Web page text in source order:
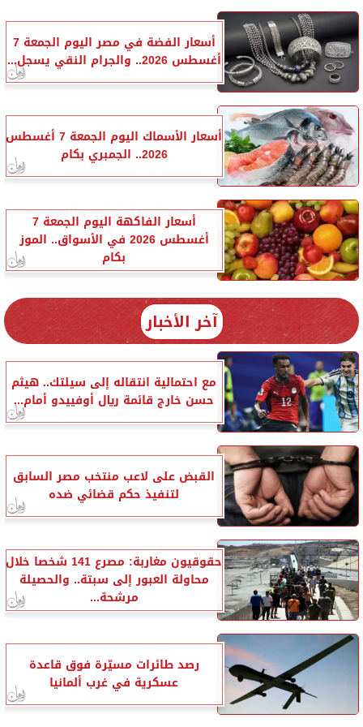
أسعار الفضة في مصر اليوم الجمعة 7
أغسطس 2026.. والجرام النقي يسجل...
أسعار الأسماك اليوم الجمعة 7 أغسطس
2026.. الجمبري بكام
أسعار الفاكهة اليوم الجمعة 7
أغسطس 2026 في الأسواق.. الموز
بكام
آخر الأخبار
مع احتمالية انتقاله إلى سيلتك.. هيثم
حسن خارج قائمة ريال أوفييدو أمام...
القبض على لاعب منتخب مصر السابق
لتنفيذ حكم قضائي ضده
حقوقيون مغاربة: مصرع 141 شخصا خلال
محاولة العبور إلى سبتة.. والحصيلة
مرشحة...
رصد طائرات مسيّرة فوق قاعدة
عسكرية في غرب ألمانيا